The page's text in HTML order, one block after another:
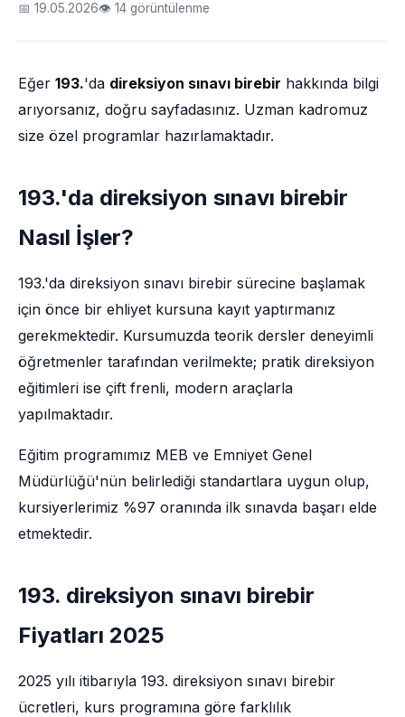
📅 19.05.2026👁 14 görüntülenme
Eğer 193.'da direksiyon sınavı birebir hakkında bilgi
arıyorsanız, doğru sayfadasınız. Uzman kadromuz
size özel programlar hazırlamaktadır.
193.'da direksiyon sınavı birebir
Nasıl İşler?
193.'da direksiyon sınavı birebir sürecine başlamak
için önce bir ehliyet kursuna kayıt yaptırmanız
gerekmektedir. Kursumuzda teorik dersler deneyimli
öğretmenler tarafından verilmekte; pratik direksiyon
eğitimleri ise çift frenli, modern araçlarla
yapılmaktadır.
Eğitim programımız MEB ve Emniyet Genel
Müdürlüğü'nün belirlediği standartlara uygun olup,
kursiyerlerimiz %97 oranında ilk sınavda başarı elde
etmektedir.
193. direksiyon sınavı birebir
Fiyatları 2025
2025 yılı itibarıyla 193. direksiyon sınavı birebir
ücretleri, kurs programına göre farklılık